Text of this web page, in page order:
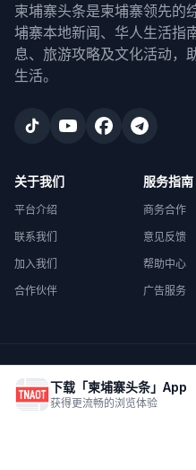
柬埔寨头条是柬埔寨领先的
埔寨本地新闻、华人生活指
息、旅游攻略及文化活动，
生活。
关于我们
平台介绍
联系我们
加入我们
合作伙伴
服务指南
商务合作
意见反馈
帮助中心
广告服务
Made with
下载「柬埔寨头条」App
获得更流畅的浏览体验